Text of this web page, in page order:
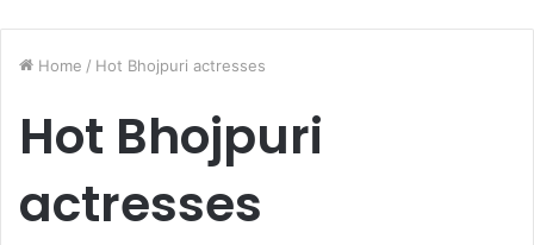
Home / Hot Bhojpuri actresses
Hot Bhojpuri
actresses